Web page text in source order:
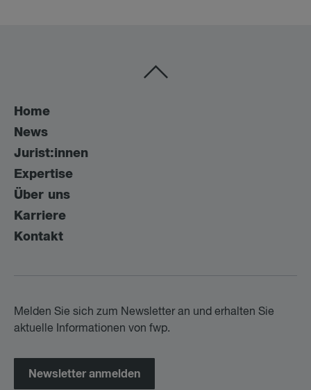
Home
News
Jurist:innen
Expertise
Über uns
Karriere
Kontakt
Melden Sie sich zum Newsletter an und erhalten Sie
aktuelle Informationen von fwp.
Newsletter anmelden